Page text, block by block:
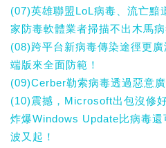
(07)英雄聯盟LoL病毒、流亡黯
家防毒軟體業者掃描不出木馬病
(08)跨平台新病毒傳染途徑更
端版來全面防範！
(09)Cerber勒索病毒透過惡意
(10)震撼，Microsoft出包沒修
炸爆Windows Update比病毒
波又起！